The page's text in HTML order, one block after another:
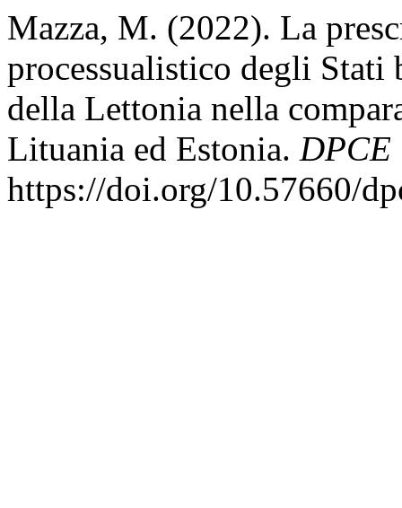
Mazza, M. (2022). La
processualistico degli
della Lettonia nella
Lituania ed Estonia. DPCE
https://doi.org/10.57660/